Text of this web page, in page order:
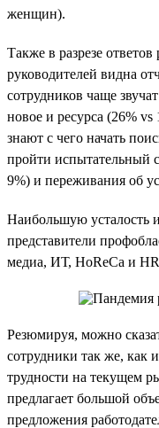
женщин).
Также в разрезе
руководителей видна
сотрудников чаще
новое и ресурса (26% vs
знают с чего начать
пройти испытательный
9%) и переживания об
Наибольшую усталость
представители
медиа, ИТ, HoReCa и
Резюмируя, можно
сотрудники так же, как
трудности на текущем
предлагает большой
предложения